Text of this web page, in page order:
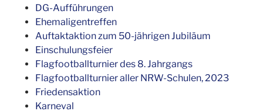
DG-Aufführungen
Ehemaligentreffen
Auftaktaktion zum 50-jährigen Jubiläum
Einschulungsfeier
Flagfootballturnier des 8. Jahrgangs
Flagfootballturnier aller NRW-Schulen, 2023
Friedensaktion
Karneval